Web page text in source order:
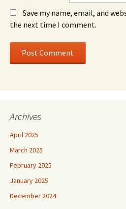
Save my name, email, and
the next time I comment.
Archives
April 2025
March 2025
February 2025
January 2025
December 2024